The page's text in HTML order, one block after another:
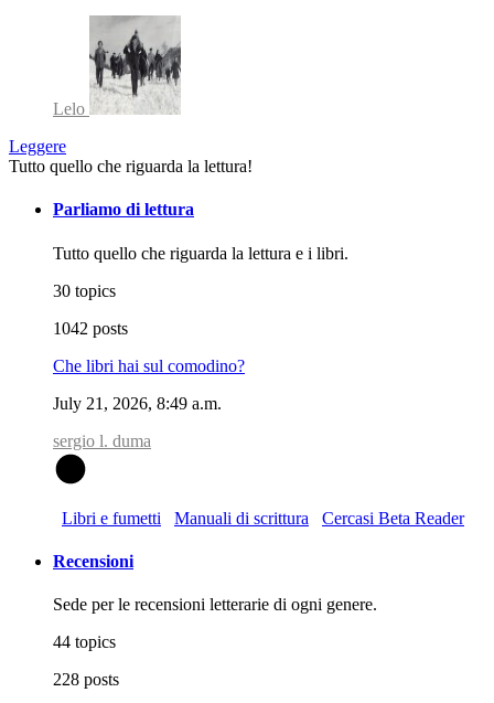
Lelo
Leggere
Tutto quello che riguarda la lettura!
Parliamo di lettura
Tutto quello che riguarda la lettura e i libri.
30 topics
1042 posts
Che libri hai sul comodino?
July 21, 2026, 8:49 a.m.
sergio l. duma
Libri e fumetti Manuali di scrittura Cercasi Beta Reader
Recensioni
Sede per le recensioni letterarie di ogni genere.
44 topics
228 posts